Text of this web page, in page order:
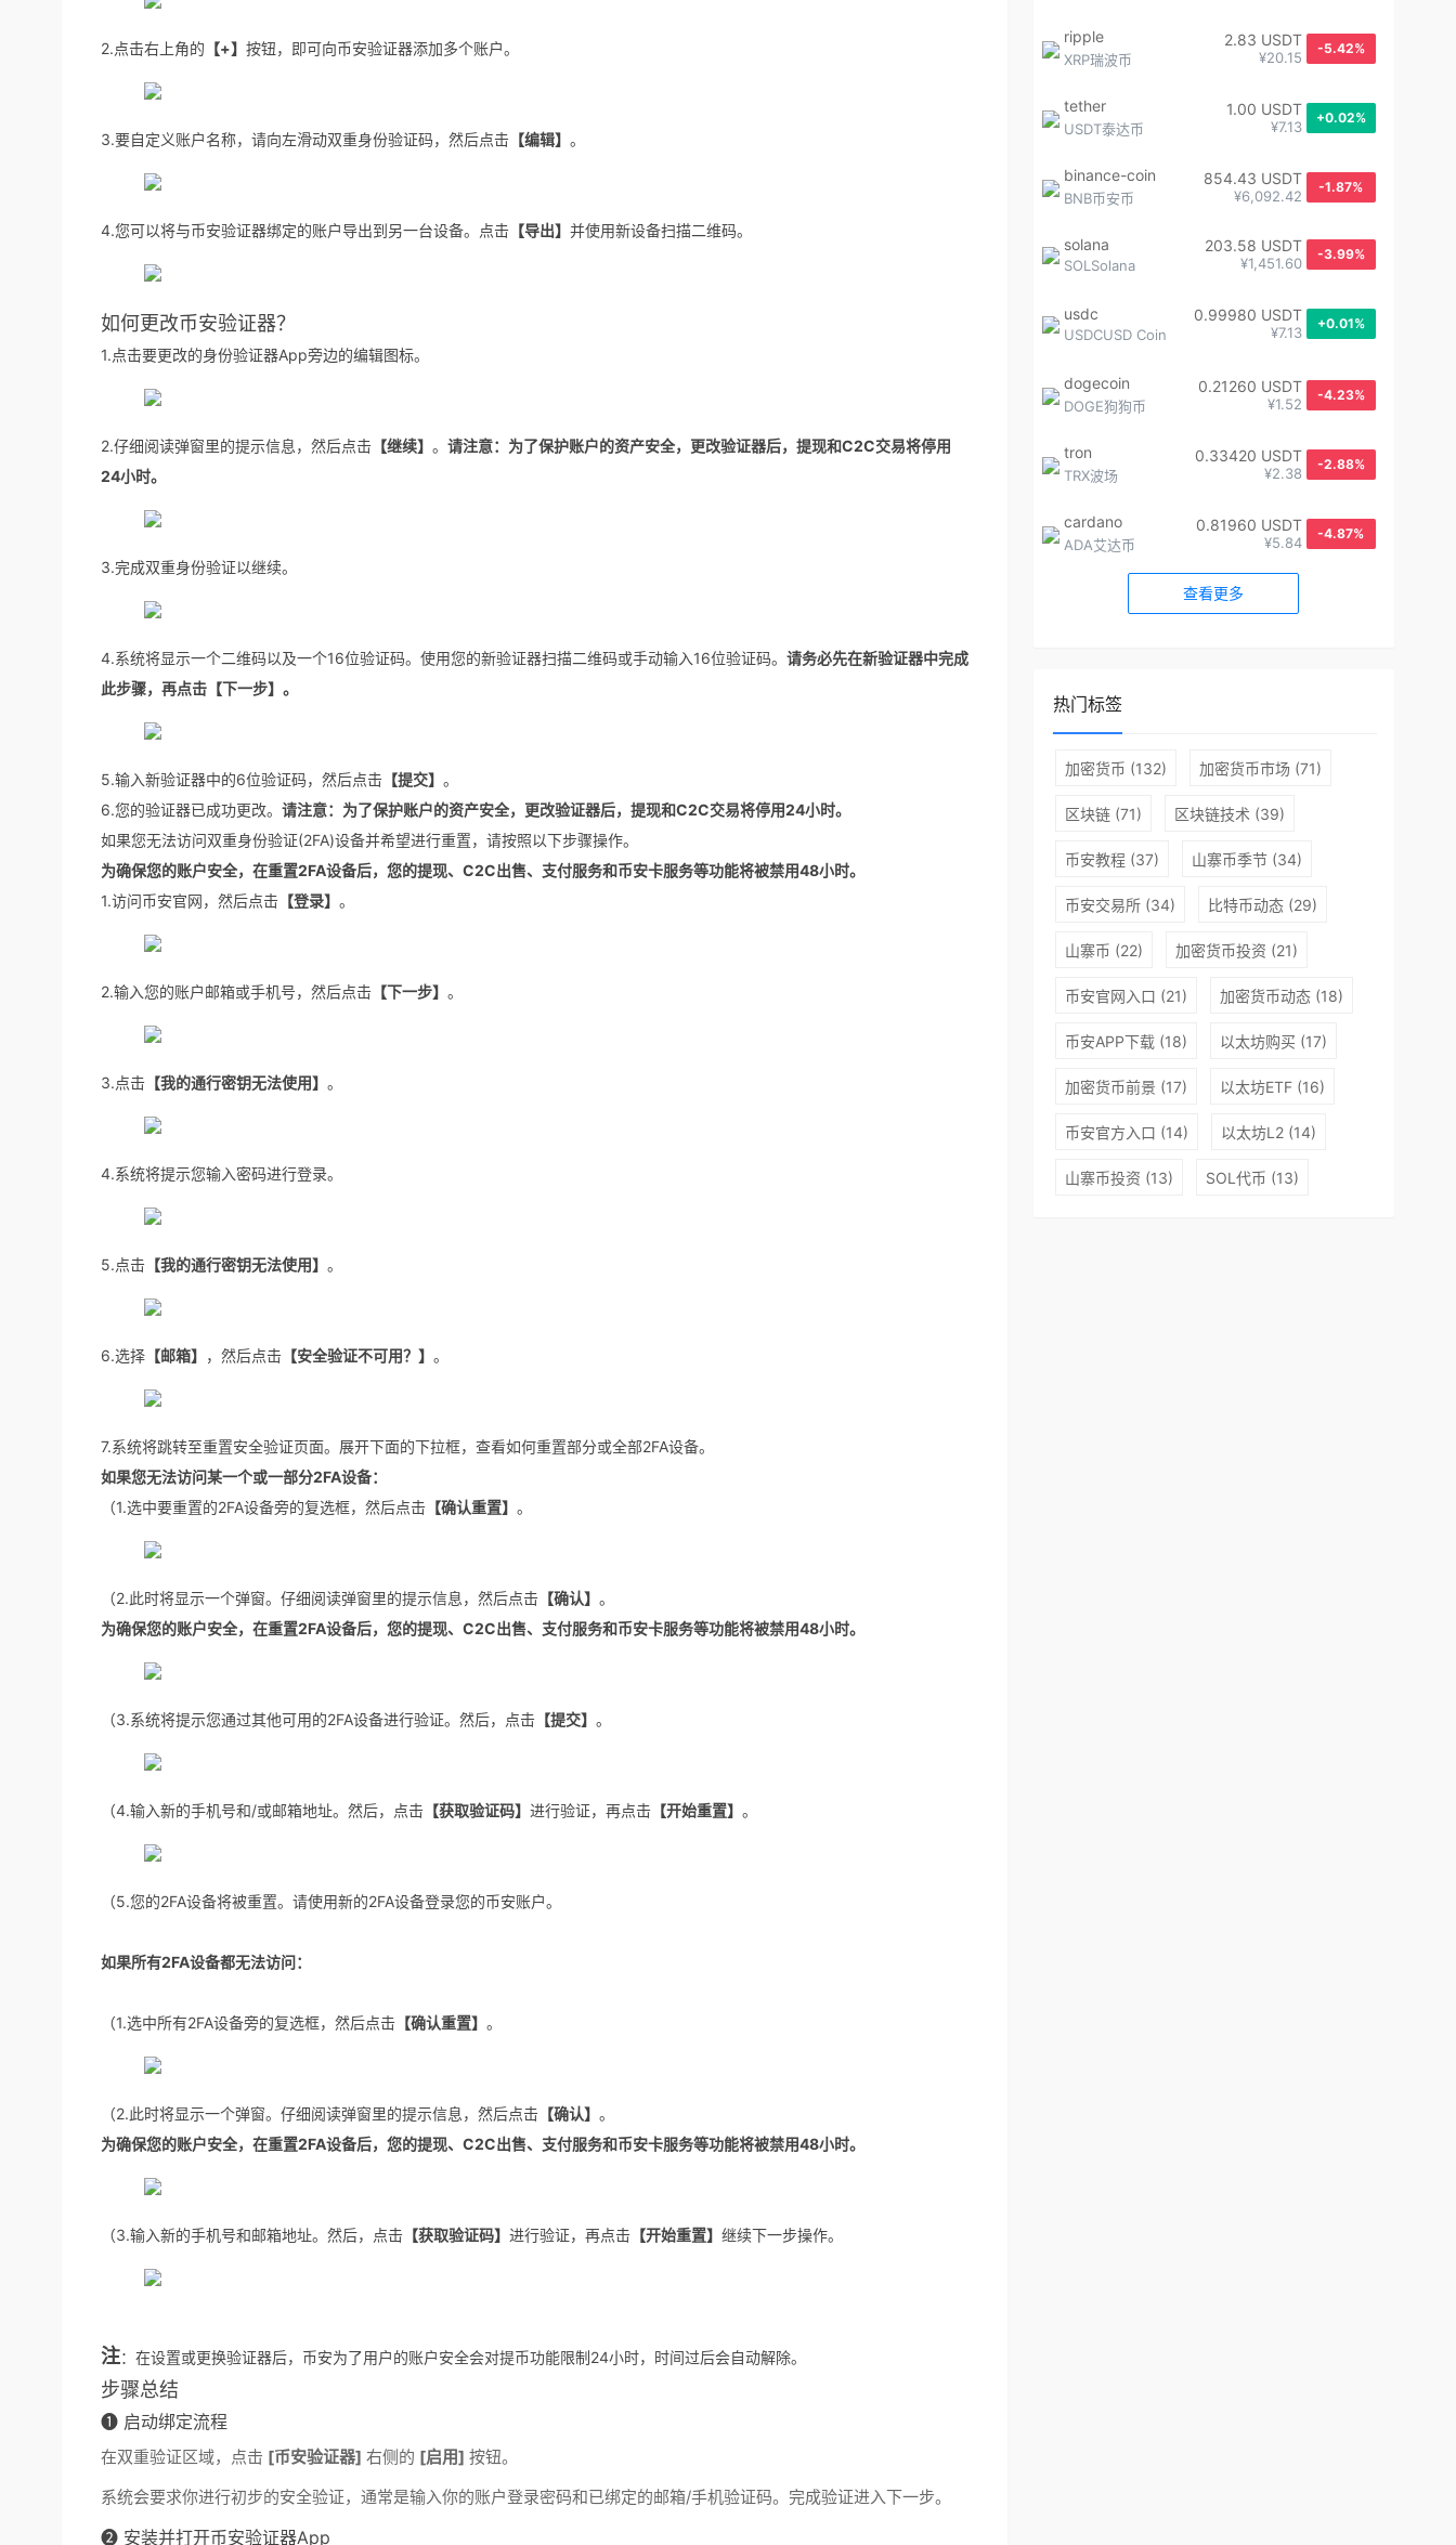
2.点击右上角的 【+】 按钮，即可向币安验证器添加多个账户。
3.要自定义账户名称，请向左滑动双重身份验证码，然后点击 【编辑】 。
4.您可以将与币安验证器绑定的账户导出到另一台设备。点击 【导出】 并使用新设备扫描二维码。
如何更改币安验证器？
1.点击要更改的身份验证器App旁边的编辑图标。
2.仔细阅读弹窗里的提示信息，然后点击 【继续】 。 请注意：为了保护账户的资产安全，更改验证器后，提现和C2C交易将停用
24小时。
3.完成双重身份验证以继续。
4.系统将显示一个二维码以及一个16位验证码。使用您的新验证器扫描二维码或手动输入16位验证码。 请务必先在新验证器中完成
此步骤，再点击【下一步】。
5.输入新验证器中的6位验证码，然后点击 【提交】 。
6.您的验证器已成功更改。 请注意：为了保护账户的资产安全，更改验证器后，提现和C2C交易将停用24小时。
如果您无法访问双重身份验证(2FA)设备并希望进行重置，请按照以下步骤操作。
为确保您的账户安全，在重置2FA设备后，您的提现、C2C出售、支付服务和币安卡服务等功能将被禁用48小时。
1.访问币安官网，然后点击 【登录】 。
2.输入您的账户邮箱或手机号，然后点击 【下一步】 。
3.点击 【我的通行密钥无法使用】 。
4.系统将提示您输入密码进行登录。
5.点击 【我的通行密钥无法使用】 。
6.选择 【邮箱】 ，然后点击 【安全验证不可用？】 。
7.系统将跳转至重置安全验证页面。展开下面的下拉框，查看如何重置部分或全部2FA设备。
如果您无法访问某一个或一部分2FA设备：
（1.选中要重置的2FA设备旁的复选框，然后点击 【确认重置】 。
（2.此时将显示一个弹窗。仔细阅读弹窗里的提示信息，然后点击 【确认】 。
为确保您的账户安全，在重置2FA设备后，您的提现、C2C出售、支付服务和币安卡服务等功能将被禁用48小时。
（3.系统将提示您通过其他可用的2FA设备进行验证。然后，点击 【提交】 。
（4.输入新的手机号和/或邮箱地址。然后，点击 【获取验证码】 进行验证，再点击 【开始重置】 。
（5.您的2FA设备将被重置。请使用新的2FA设备登录您的币安账户。
如果所有2FA设备都无法访问：
（1.选中所有2FA设备旁的复选框，然后点击 【确认重置】 。
（2.此时将显示一个弹窗。仔细阅读弹窗里的提示信息，然后点击 【确认】 。
为确保您的账户安全，在重置2FA设备后，您的提现、C2C出售、支付服务和币安卡服务等功能将被禁用48小时。
（3.输入新的手机号和邮箱地址。然后，点击 【获取验证码】 进行验证，再点击 【开始重置】 继续下一步操作。
注：在设置或更换验证器后，币安为了用户的账户安全会对提币功能限制24小时，时间过后会自动解除。
步骤总结
❶ 启动绑定流程
在双重验证区域，点击 [币安验证器] 右侧的 [启用] 按钮。
系统会要求你进行初步的安全验证，通常是输入你的账户登录密码和已绑定的邮箱/手机验证码。完成验证进入下一步。
❷ 安装并打开币安验证器App
ripple
XRP瑞波币
2.83 USDT
¥20.15
-5.42%
tether
USDT泰达币
1.00 USDT
¥7.13
+0.02%
binance-coin
BNB币安币
854.43 USDT
¥6,092.42
-1.87%
solana
SOLSolana
203.58 USDT
¥1,451.60
-3.99%
usdc
USDCUSD Coin
0.99980 USDT
¥7.13
+0.01%
dogecoin
DOGE狗狗币
0.21260 USDT
¥1.52
-4.23%
tron
TRX波场
0.33420 USDT
¥2.38
-2.88%
cardano
ADA艾达币
0.81960 USDT
¥5.84
-4.87%
查看更多
热门标签
加密货币 (132) 加密货币市场 (71)
区块链(71) 区块链技术 (39)
币安教程(37) 山寨币季节(34)
币安交易所(34) 比特币动态(29)
山寨币 (22) 加密货币投资 (21)
币安官网入口 (21) 加密货币动态(18)
币安APP下载(18) 以太坊购买 (17)
加密货币前景 (17) 以太坊ETF(16)
币安官方入口 (14) 以太坊L2(14)
山寨币投资 (13) SOL代币 (13)